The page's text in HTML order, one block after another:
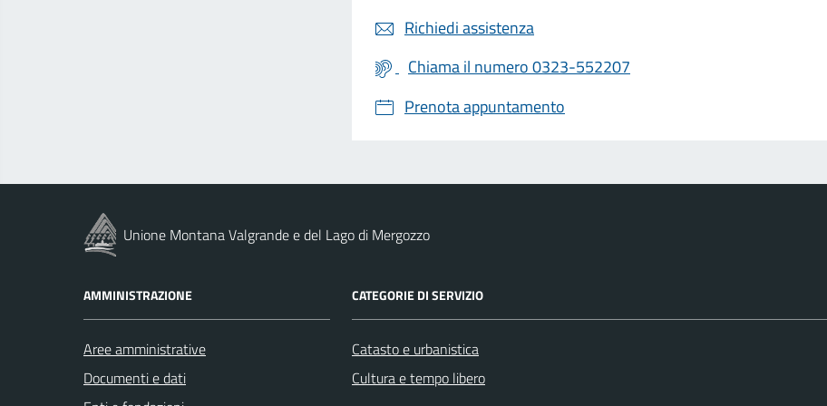
Richiedi assistenza
Chiama il numero 0323-552207
Prenota appuntamento
Unione Montana Valgrande e del Lago di Mergozzo
AMMINISTRAZIONE
Aree amministrative
Documenti e dati
CATEGORIE DI SERVIZIO
Catasto e urbanistica
Cultura e tempo libero